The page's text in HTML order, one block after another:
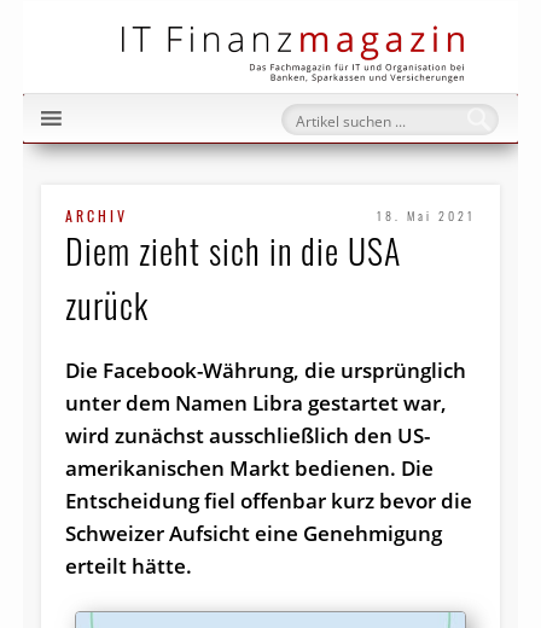
ARCHIV 18. Mai 2021
Diem zieht sich in die USA
zurück
Die Facebook-Währung, die ursprünglich
unter dem Namen Libra gestartet war,
wird zunächst ausschließlich den US-
amerikanischen Markt bedienen. Die
Entscheidung fiel offenbar kurz bevor die
Schweizer Aufsicht eine Genehmigung
erteilt hätte.